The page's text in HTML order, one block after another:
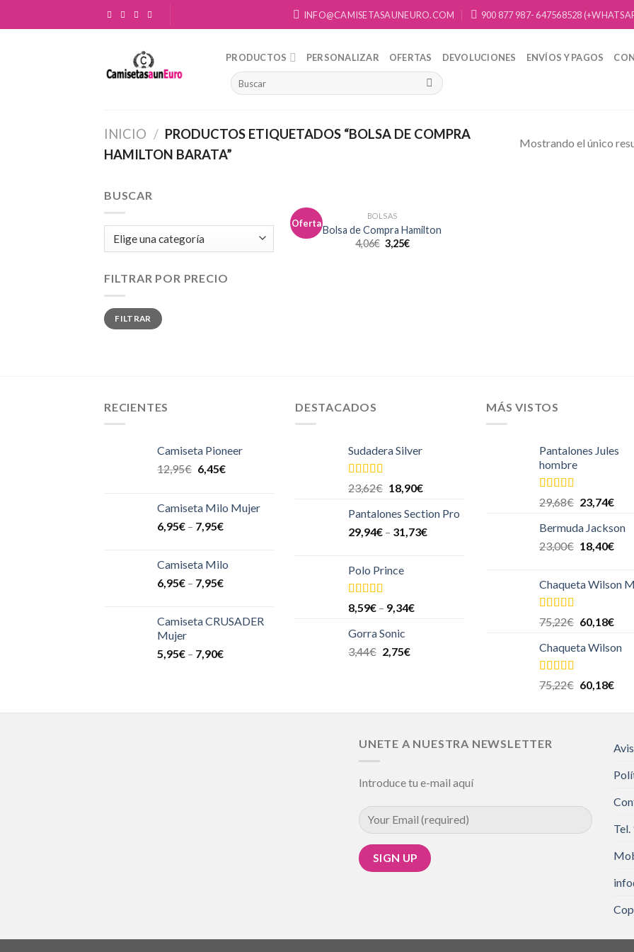
to
INFO@CAMISETASAUNEURO.COM 900 877 987- 647568528
PRODUCTOS PERSONALIZAR OFERTAS DEVOLUCIONES ENVÍOS Y PAGOS
INICIO / PRODUCTOS ETIQUETADOS “BOLSA DE COMPRA
HAMILTON BARATA”
Mostrando el único
BUSCAR
FILTRAR POR PRECIO
Precio
mínimo
Precio
máximo
FILTRAR
Oferta
a la
BOLSAS
Bolsa de Compra Hamilton
4,06€ 3,25€
RECIENTES
Camiseta Pioneer
12,95€ 6,45€
Camiseta Milo Mujer
6,95€ – 7,95€
Camiseta Milo
6,95€ – 7,95€
Camiseta CRUSADER
Mujer
5,95€ – 7,90€
DESTACADOS
Sudadera Silver
Valorado
4.00
5
23,62€ 18,90€
Pantalones Section Pro
29,94€ – 31,73€
Polo Prince
Valorado
en
de
5
8,59€ – 9,34€
Gorra Sonic
3,44€ 2,75€
MÁS VISTOS
Pantalones Jules
hombre
Valorado en
5.00
29,68€ 23,74€
Bermuda Jackson
23,00€ 18,40€
Chaqueta Wilson
Valorado en
5.00
75,22€ 60,18€
Chaqueta Wilson
Valorado en
5.00
75,22€ 60,18€
UNETE A NUESTRA NEWSLETTER
Introduce tu e-mail aquí